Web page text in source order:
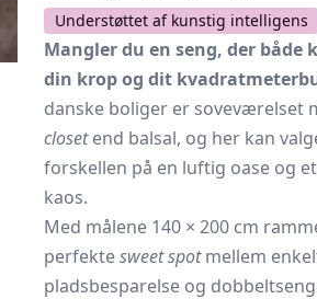
Understøttet af kunstig intelligens
Mangler du en seng, der både
din krop og dit
danske boliger er soveværelset
closetend balsal, og her kan
forskellen på en luftig oase og
kaos.
Med målene 140 × 200 cm
perfektesweet spotmellem
pladsbesparelse og